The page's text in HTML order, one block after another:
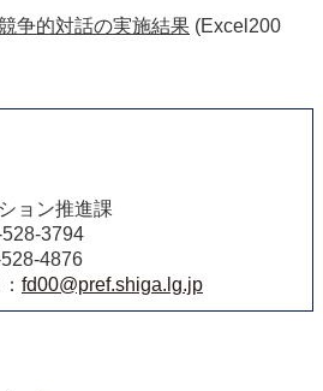
争的対話の実施結果 (Excel200
ョン推進課
3794
4876
fd00@pref.shiga.lg.jp